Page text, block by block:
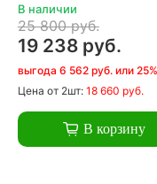
В наличии
25 800 руб.
19 238 руб.
выгода 6 562 руб. или 25%
Цена от 2шт: 18 660 руб.
В корзину